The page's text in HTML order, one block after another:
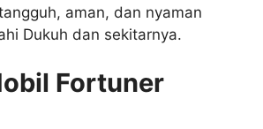
aman, dan nyaman
Dukuh dan sekitarnya.
Fortuner